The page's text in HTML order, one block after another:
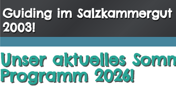
Guiding im Salzkammergut
2003!
Unser aktuelles
Programm 2026!